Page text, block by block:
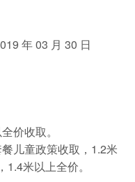
年 03 月 30 日
价收取。
儿童政策收取，1.2米
米以上全价。